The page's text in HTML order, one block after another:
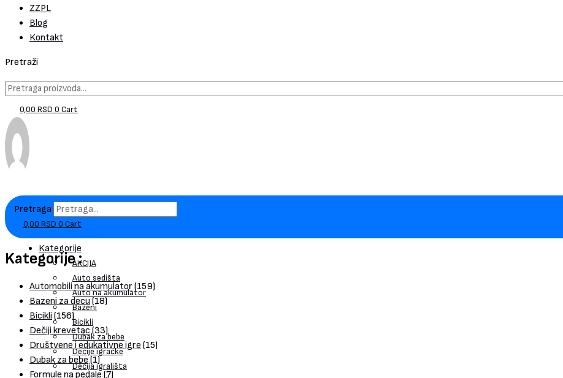
ZZPL
Blog
Kontakt
Pretraži
0,00 RSD 0 Cart
Pretraga
0,00 RSD 0 Cart
Kategorije
AKCIJA
Auto sedišta
Auto na akumulator
Bazeni
Bicikli
Dubak za bebe
Dečije igračke
Dečija igrališta
Kategorije :
Automobili na akumulator (159)
Bazeni za decu(18)
Bicikli (156)
Dečiji krevetac (33)
Društvene i edukativne igre (15)
Dubak za bebe (1)
Formule na pedale (7)